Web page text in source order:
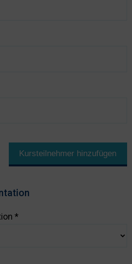
Kursteilnehmer hinzufügen
*